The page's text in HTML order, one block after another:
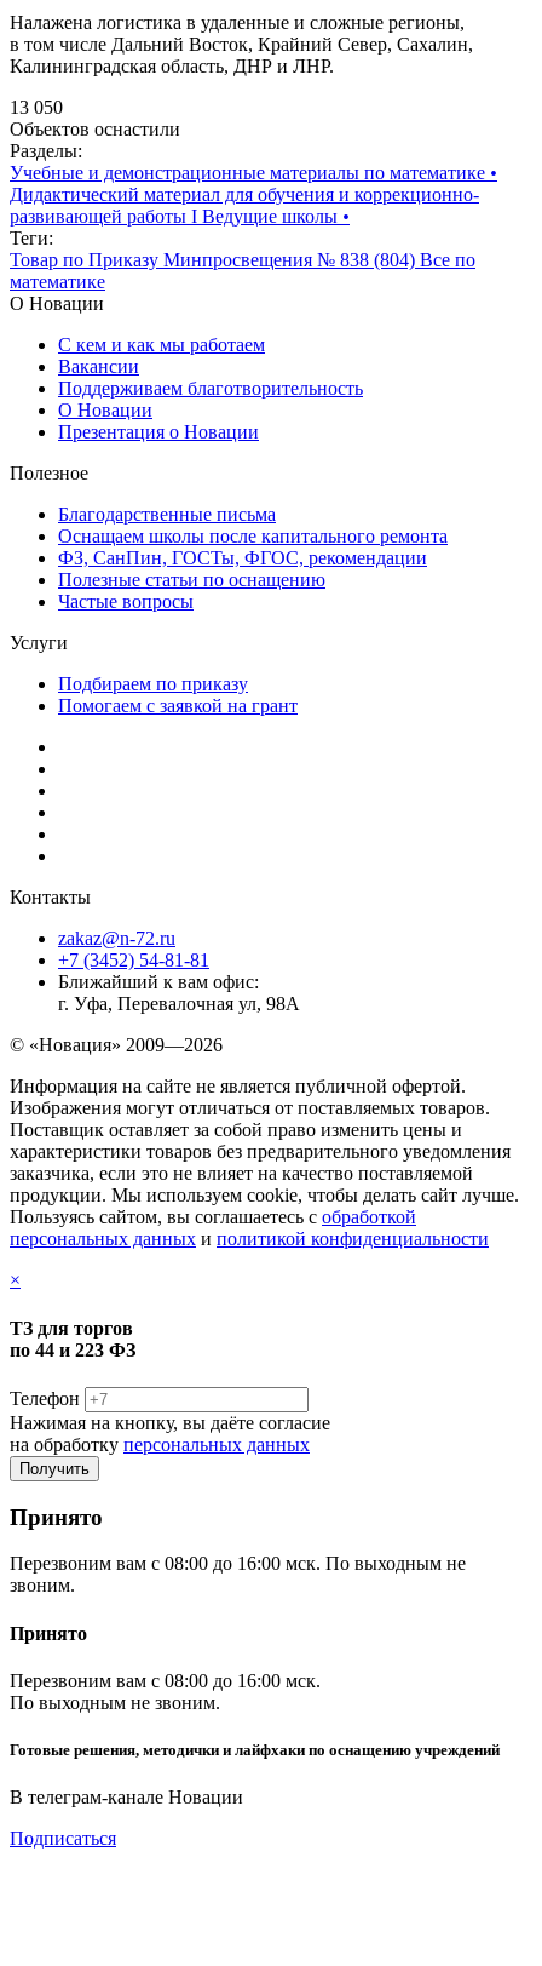
Налажена логистика в удаленные и сложные регионы,
в том числе Дальний Восток, Крайний Север, Сахалин,
Калининградская область, ДНР и ЛНР.
13 050
Объектов оснастили
Разделы:
Учебные и демонстрационные материалы по математике •
Дидактический материал для обучения и коррекционно-
развивающей работы I Ведущие школы •
Теги:
Товар по Приказу Минпросвещения № 838 (804) Все по
математике
О Новации
С кем и как мы работаем
Вакансии
Поддерживаем благотворительность
О Новации
Презентация о Новации
Полезное
Благодарственные письма
Оснащаем школы после капитального ремонта
ФЗ, СанПин, ГОСТы, ФГОС, рекомендации
Полезные статьи по оснащению
Частые вопросы
Услуги
Подбираем по приказу
Помогаем с заявкой на грант
Контакты
zakaz@n-72.ru
+7 (3452) 54-81-81
Ближайший к вам офис:
г. Уфа, Перевалочная ул, 98А
© «Новация» 2009—2026
Информация на сайте не является публичной офертой.
Изображения могут отличаться от поставляемых товаров.
Поставщик оставляет за собой право изменить цены и
характеристики товаров без предварительного уведомления
заказчика, если это не влияет на качество поставляемой
продукции. Мы используем cookie, чтобы делать сайт лучше.
Пользуясь сайтом, вы соглашаетесь с обработкой
персональных данных и политикой конфиденциальности
×
ТЗ для торгов
по 44 и 223 ФЗ
Телефон
Нажимая на кнопку, вы даёте согласие
на обработку персональных данных
Принято
Перезвоним вам с 08:00 до 16:00 мск. По выходным не
звоним.
Принято
Перезвоним вам с 08:00 до 16:00 мск.
По выходным не звоним.
Готовые решения, методички и лайфхаки по оснащению учреждений
В телеграм-канале Новации
Подписаться